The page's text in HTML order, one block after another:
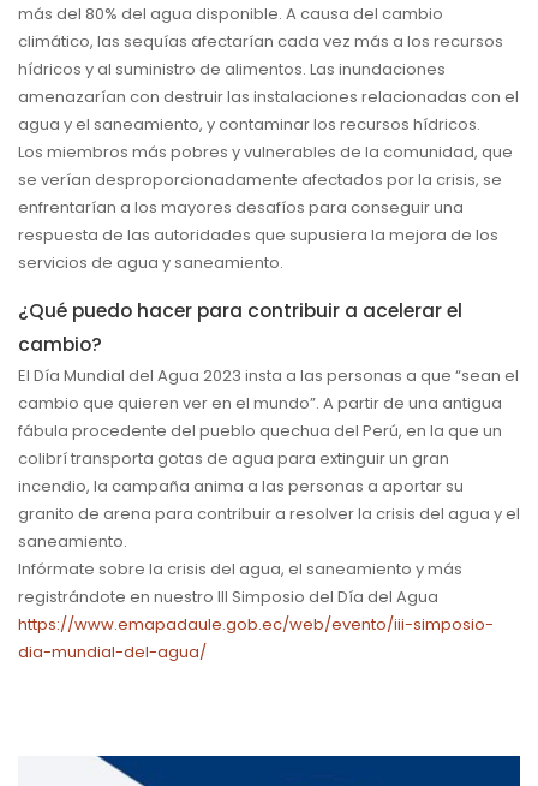
más del 80% del agua disponible. A causa del cambio
climático, las sequías afectarían cada vez más a los recursos
hídricos y al suministro de alimentos. Las inundaciones
amenazarían con destruir las instalaciones relacionadas con el
agua y el saneamiento, y contaminar los recursos hídricos.
Los miembros más pobres y vulnerables de la comunidad, que
se verían desproporcionadamente afectados por la crisis, se
enfrentarían a los mayores desafíos para conseguir una
respuesta de las autoridades que supusiera la mejora de los
servicios de agua y saneamiento.
¿Qué puedo hacer para contribuir a acelerar el
cambio?
El Día Mundial del Agua 2023 insta a las personas a que “sean el
cambio que quieren ver en el mundo”. A partir de una antigua
fábula procedente del pueblo quechua del Perú, en la que un
colibrí transporta gotas de agua para extinguir un gran
incendio, la campaña anima a las personas a aportar su
granito de arena para contribuir a resolver la crisis del agua y el
saneamiento.
Infórmate sobre la crisis del agua, el saneamiento y más
registrándote en nuestro III Simposio del Día del Agua
https://www.emapadaule.gob.ec/web/evento/iii-simposio-
dia-mundial-del-agua/